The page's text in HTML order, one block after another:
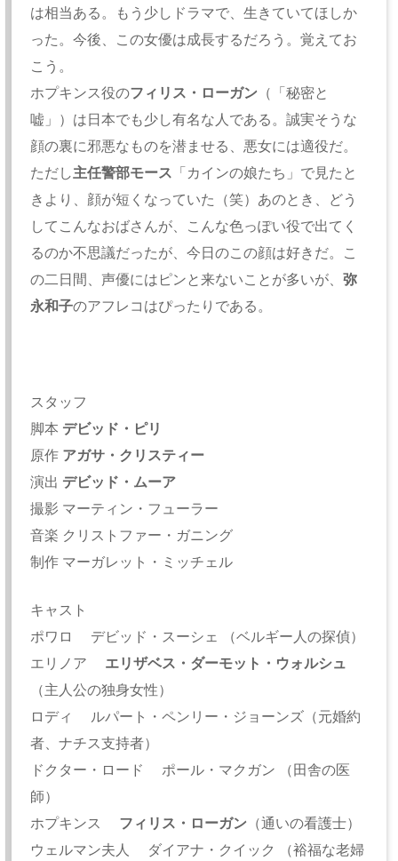
は相当ある。もう少しドラマで、生きていてほしか
った。今後、この女優は成長するだろう。覚えてお
こう。
ホプキンス役のフィリス・ローガン （「秘密と
嘘」）は日本でも少し有名な人である。誠実そうな
顔の裏に邪悪なものを潜ませる、悪女には適役だ。
ただし主任警部モース 「カインの娘たち」で見たと
きより、顔が短くなっていた（笑）あのとき、どう
してこんなおばさんが、こんな色っぽい役で出てく
るのか不思議だったが、今日のこの顔は好きだ。こ
の二日間、声優にはピンと来ないことが多いが、弥
永和子のアフレコはぴったりである。
スタッフ
脚本 デビッド・ピリ
原作 アガサ・クリスティー
演出 デビッド・ムーア
撮影 マーティン・フューラー
音楽 クリストファー・ガニング
制作 マーガレット・ミッチェル
キャスト
ポワロ デビッド・スーシェ （ベルギー人の探偵）
エリノア エリザベス・ダーモット・ウォルシュ
（主人公の独身女性）
ロディ ルパート・ペンリー・ジョーンズ（元婚約
者、ナチス支持者）
ドクター・ロード ポール・マクガン （田舎の医
師）
ホプキンス フィリス・ローガン （通いの看護士）
ウェルマン夫人 ダイアナ・クイック （裕福な老婦